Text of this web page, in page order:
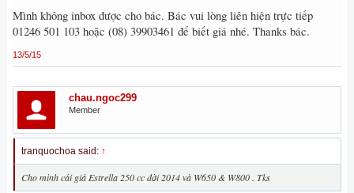
Mình không inbox được cho bác. Bác vui lòng liên hiện trực tiếp
01246 501 103 hoặc (08) 39903461 để biết giá nhé. Thanks bác.
13/5/15
chau.ngoc299
Member
tranquochoa said: ↑
Cho mình cái giá Estrella 250 cc đời 2014 và W650 & W800 . Tks